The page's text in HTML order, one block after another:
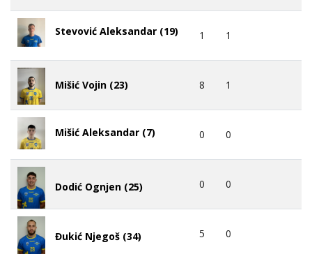
Stevović Aleksandar (19) 1 1
Mišić Vojin (23) 8 1
Mišić Aleksandar (7) 0 0
Dodić Ognjen (25) 0 0
Đukić Njegoš (34) 5 0